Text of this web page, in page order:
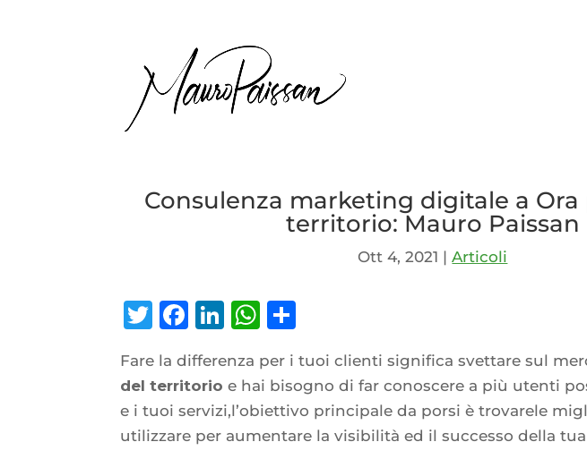
Consulenza marketing digitale a Ora
territorio: Mauro Paissan
Ott 4, 2021 |Articoli
Twitter
Facebook
LinkedIn
WhatsApp
Fare la differenza per i tuoi clienti significa svettare sul
del territorio e hai bisogno di far conoscere a più utenti
e i tuoi servizi,l’obiettivo principale da porsi è trovarele
utilizzare per aumentare la visibilità ed il successo della